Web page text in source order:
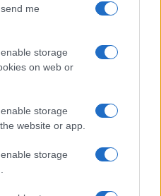
me
storage
on web or
storage
website or app.
storage
652 milioni in venture